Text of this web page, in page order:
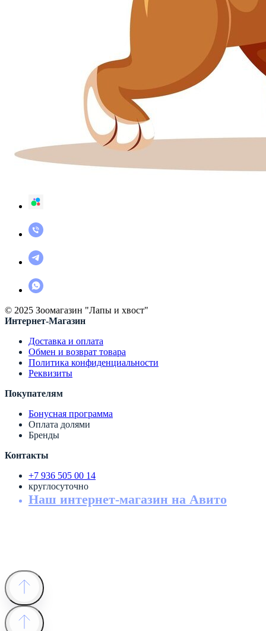
© 2025 Зоомагазин "Лапы и хвост"
Интернет-Магазин
Доставка и оплата
Обмен и возврат товара
Политика конфиденциальности
Реквизиты
Покупателям
Бонусная программа
Оплата долями
Бренды
Контакты
+7 936 505 00 14
круглосуточно
Наш интернет-магазин на Авито